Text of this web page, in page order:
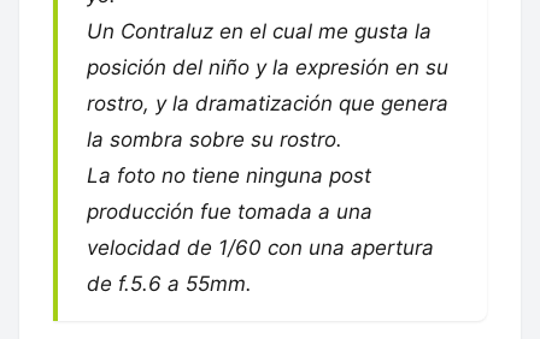
Un Contraluz en el cual me gusta la
posición del niño y la expresión en su
rostro, y la dramatización que genera
la sombra sobre su rostro.
La foto no tiene ninguna post
producción fue tomada a una
velocidad de 1/60 con una apertura
de f.5.6 a 55mm.